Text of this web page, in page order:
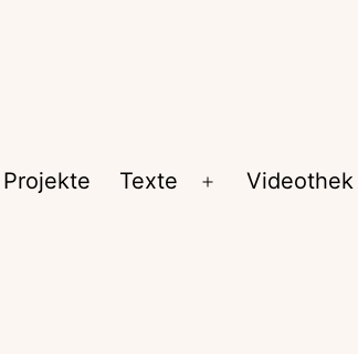
Projekte Texte
Menü
Videothek